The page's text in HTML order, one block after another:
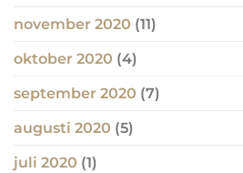
november 2020 (11)
oktober 2020 (4)
september 2020 (7)
augusti 2020 (5)
juli 2020 (1)